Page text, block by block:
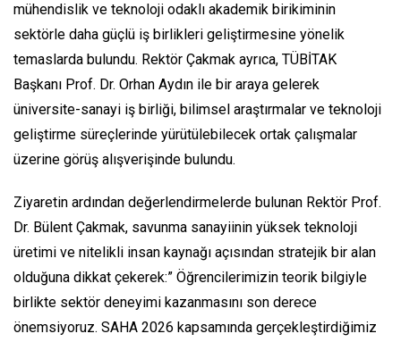
mühendislik ve teknoloji odaklı akademik birikiminin
sektörle daha güçlü iş birlikleri geliştirmesine yönelik
temaslarda bulundu. Rektör Çakmak ayrıca, TÜBİTAK
Başkanı Prof. Dr. Orhan Aydın ile bir araya gelerek
üniversite-sanayi iş birliği, bilimsel araştırmalar ve teknoloji
geliştirme süreçlerinde yürütülebilecek ortak çalışmalar
üzerine görüş alışverişinde bulundu.
Ziyaretin ardından değerlendirmelerde bulunan Rektör Prof.
Dr. Bülent Çakmak, savunma sanayiinin yüksek teknoloji
üretimi ve nitelikli insan kaynağı açısından stratejik bir alan
olduğuna dikkat çekerek:” Öğrencilerimizin teorik bilgiyle
birlikte sektör deneyimi kazanmasını son derece
önemsiyoruz. SAHA 2026 kapsamında gerçekleştirdiğimiz